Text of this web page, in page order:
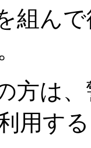
組んで
は、
用す